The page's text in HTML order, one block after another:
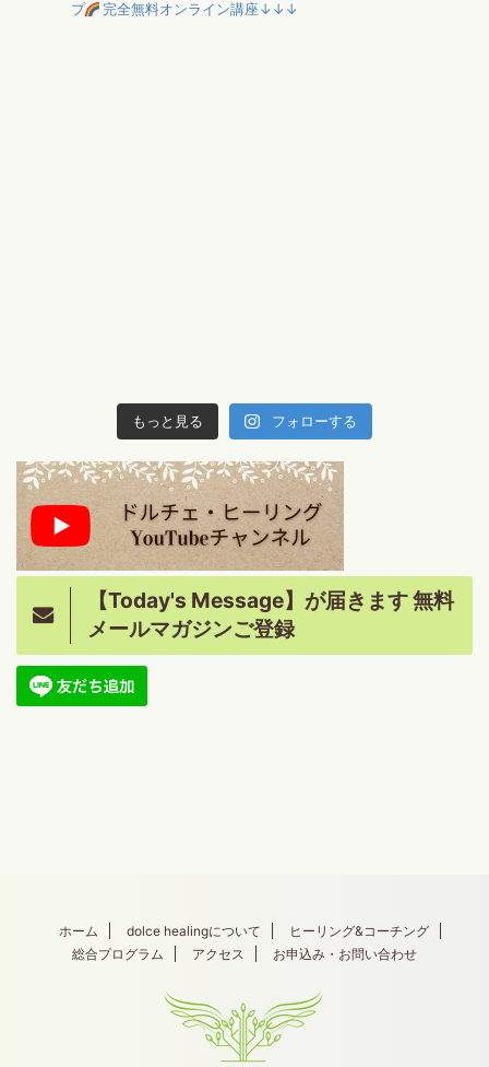
プ
完全無料オンライン講座↓↓↓
もっと見る フォローする
【Today's Message】が届きます 無料
メールマガジンご登録
ホーム dolce healingについて
ヒーリング&コーチング
総合プログラム
アクセス お申込み・お問い合わせ